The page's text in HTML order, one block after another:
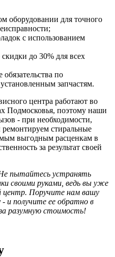
оборудовании для точного
с использованием
до 30% для всех
по
запчастям.
центра работают во
Подмосковья, поэтому наши
- при необходимости,
стиральные
выгодным расценкам в
за результат своей
пытайтесь устранять
своими руками, ведь вы уже
центр. Поручите нам вашу
и получите ее обратно в
разумную стоимость!